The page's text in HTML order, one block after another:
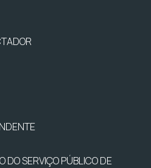
DO SERVIÇO PÚBLICO DE